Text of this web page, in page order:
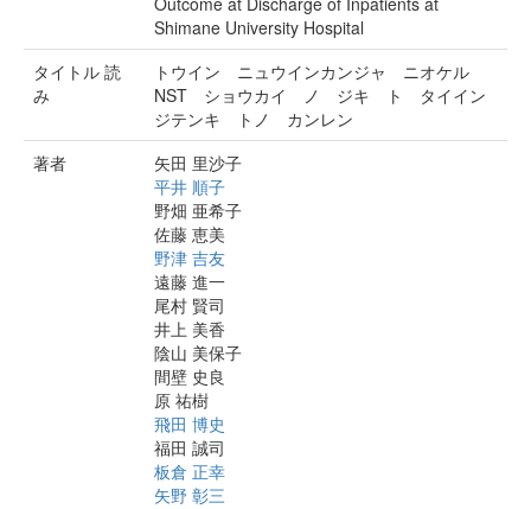
Shimane University Hospital
タイトル 読
み
トウイン ニュウインカンジャ ニオケル
NST ショウカイ ノ ジキ ト タイイン
ジテンキ トノ カンレン
著者
矢田 里沙子
平井 順子
野畑 亜希子
佐藤 恵美
野津 吉友
遠藤 進一
尾村 賢司
井上 美香
陰山 美保子
間壁 史良
原 祐樹
飛田 博史
福田 誠司
板倉 正幸
矢野 彰三